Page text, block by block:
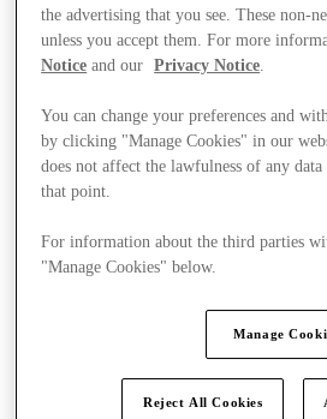
Posjetite nas
the advertising that you see. These non-
unless you accept them. For more
Notice and our Privacy Notice
You can change your preferences and
by clicking "Manage Cookies" in our
does not affect the lawfulness of any
that point.
For information about the third parties
"Manage Cookies" below.
Manage
Reject All Cookies